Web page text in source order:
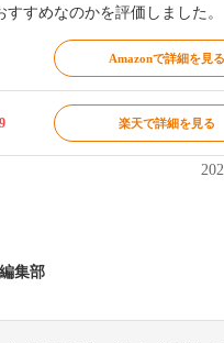
すすめなのかを評価しました。
Amazonで詳細を見る
楽天で詳細を見る
集部